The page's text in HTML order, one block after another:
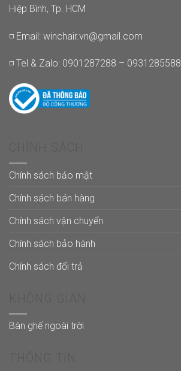
Hiệp Bình, Tp. HCM
◽ Email: winchair.vn@gmail.com
◽ Tel & Zalo: 0901287288 – 0931285588
Chính sách bảo mật
Chính sách bán hàng
Chính sách vận chuyển
Chính sách bảo hành
Chính sách đổi trả
Bàn ghế ngoài trời